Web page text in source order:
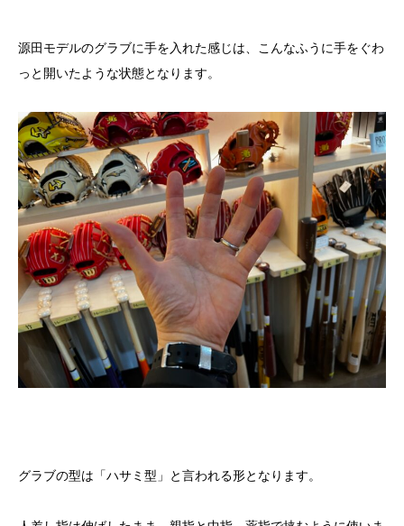
源田モデルのグラブに手を入れた感じは、こんなふうに手をぐわ
っと開いたような状態となります。
グラブの型は「ハサミ型」と言われる形となります。